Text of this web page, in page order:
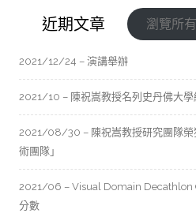
近期文章 瀏覽所
2021/12/24 – 演講舉辦
2021/10 – 陳祝嵩教授名列史丹佛大學
2021/08/30 – 陳祝嵩教授研究團隊榮
術團隊」
2021/06 – Visual Domain Decathlon
分數